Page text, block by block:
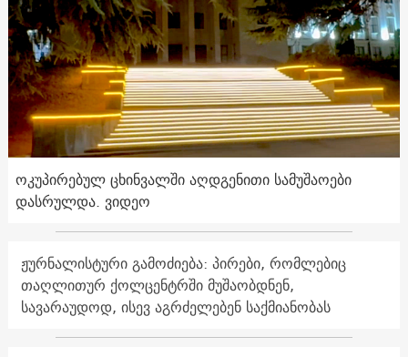
ოკუპირებულ ცხინვალში აღდგენითი სამუშაოები
დასრულდა. ვიდეო
ჟურნალისტური გამოძიება: პირები, რომლებიც
თაღლითურ ქოლცენტრში მუშაობდნენ,
სავარაუდოდ, ისევ აგრძელებენ საქმიანობას